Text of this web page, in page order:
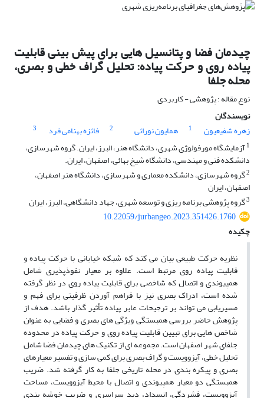
چیدمان فضا و پتانسیل هایی برای پیش بینی قابلیت
پیاده روی و حرکت پیاده: تحلیل گراف خطی و بصری،
محله جلفا
نوع مقاله : پژوهشی - کاربردی
نویسندگان
زهره شفیعیون
1 همایون نورائی 2 فائزه بهنامی فرد
3
1آزمایشگاه مورفولوژی شهری، دانشگاه هنر، البرز، ایران. گروه شهرسازی،
دانشکده فنی و مهندسی، دانشگاه شیخ بهائی، اصفهان، ایران.
2گروه شهرسازی، دانشکده معماری و شهرسازی، دانشگاه هنر اصفهان،
اصفهان، ایران
3گروه پژوهشی برنامه ریزی و توسعه شهری، جهاد دانشگاهی، البرز، ایران
10.22059/jurbangeo.2023.351426.1760
چکیده
نظریه حرکت طبیعی بیان می کند که شبکه خیابانی با حرکت پیاده و
قابلیت پیاده روی مرتبط است. علاوه بر معیار نفوذپذیری شامل
همپیوندی و اتصال که شاخصی برای قابلیت پیاده روی در نظر گرفته
شده است، ادراک بصری نیز با فراهم آوردن ظرفیتی برای فهم و
مسیریابی می تواند بر ترجیحات عابر پیاده تأثیر گذار باشد. هدف از
پژوهش حاضر بررسی همبستگی ویژگی های بصری و فضایی به عنوان
شاخص هایی برای تبیین قابلیت پیاده روی و حرکت پیاده در محدوده
جلفای شهر اصفهان است. مجموعه ای از تکنیک های چیدمان فضا شامل
تحلیل خطی، آیزوویست و گراف بصری برای کمی سازی و تفسیر معیارهای
بصری و پیکره بندی در محله تاریخی جلفا به کار گرفته شد. ضریب
همبستگی دو معیار همپیوندی و اتصال با محیط آیزوویست، مساحت
آیزوویست، فشردگی، انسداد، دید سراسری و ضریب خوشه بندی